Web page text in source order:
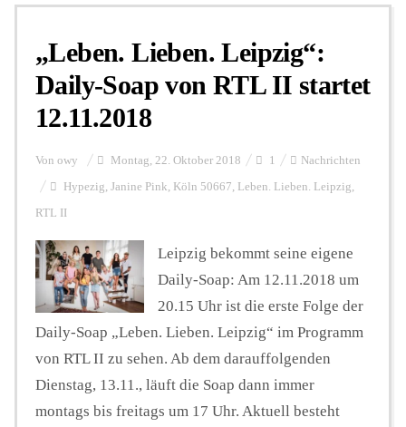
Personalien
Hintergrund
FUNKTURM-Beiträge
Podcast
Seminare
Unterstützen
„Leben. Lieben. Leipzig“:
Daily-Soap von RTL II startet
12.11.2018
Von owy Montag, 22. Oktober 2018 1 Nachrichten
Hypezig, Janine Pink, Köln 50667, Leben. Lieben. Leipzig,
RTL II
Leipzig bekommt seine eigene
Daily-Soap: Am 12.11.2018 um
20.15 Uhr ist die erste Folge der
Daily-Soap „Leben. Lieben. Leipzig“ im Programm
von RTL II zu sehen. Ab dem darauffolgenden
Dienstag, 13.11., läuft die Soap dann immer
montags bis freitags um 17 Uhr. Aktuell besteht